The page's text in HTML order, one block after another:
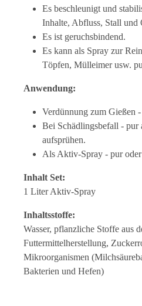
Es beschleunigt und
Inhalte, Abfluss, Stall und
Es ist geruchsbindend.
Es kann als Spray zur
Töpfen, Mülleimer usw.
Anwendung:
Verdünnung zum Gießen
Bei Schädlingsbefall - pur
aufsprühen.
Als Aktiv-Spray - pur
Inhalt Set:
1 Liter Aktiv-Spray
Inhaltsstoffe:
Wasser, pflanzliche Stoffe aus
Futtermittelherstellung,
Mikroorganismen
Bakterien und Hefen)